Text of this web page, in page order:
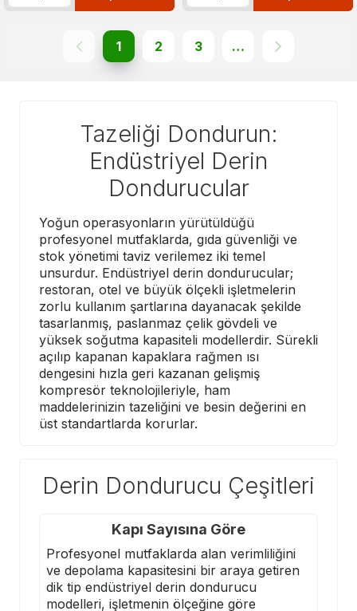
1 2 3 …
Tazeliği Dondurun:
Endüstriyel Derin
Dondurucular
Yoğun operasyonların yürütüldüğü
profesyonel mutfaklarda, gıda güvenliği ve
stok yönetimi taviz verilemez iki temel
unsurdur. Endüstriyel derin dondurucular;
restoran, otel ve büyük ölçekli işletmelerin
zorlu kullanım şartlarına dayanacak şekilde
tasarlanmış, paslanmaz çelik gövdeli ve
yüksek soğutma kapasiteli modellerdir. Sürekli
açılıp kapanan kapaklara rağmen ısı
dengesini hızla geri kazanan gelişmiş
kompresör teknolojileriyle, ham
maddelerinizin tazeliğini ve besin değerini en
üst standartlarda korurlar.
Derin Dondurucu Çeşitleri
Kapı Sayısına Göre
Profesyonel mutfaklarda alan verimliliğini
ve depolama kapasitesini bir araya getiren
dik tip endüstriyel derin dondurucu
modelleri, işletmenin ölçeğine göre